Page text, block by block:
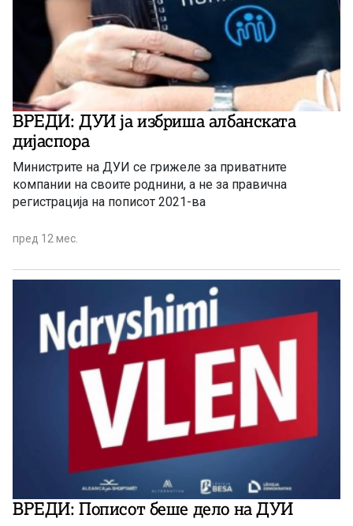
ВРЕДИ: ДУИ ја избриша албанската
дијаспора
Министрите на ДУИ се грижеле за приватните
компании на своите роднини, а не за правична
регистрација на пописот 2021-ва
пред 12 мес.
ВРЕДИ: Пописот беше дело на ДУИ